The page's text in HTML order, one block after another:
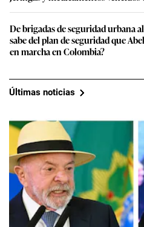
De brigadas de seguridad urbana
sabe del plan de seguridad que
en marcha en Colombia?
Últimas noticias